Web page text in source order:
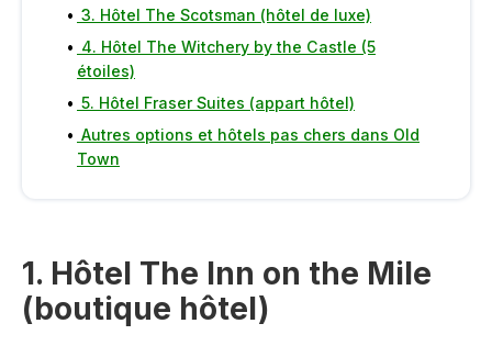
3. Hôtel The Scotsman (hôtel de luxe)
4. Hôtel The Witchery by the Castle (5
étoiles)
5. Hôtel Fraser Suites (appart hôtel)
Autres options et hôtels pas chers dans Old
Town
1. Hôtel The Inn on the Mile
(boutique hôtel)